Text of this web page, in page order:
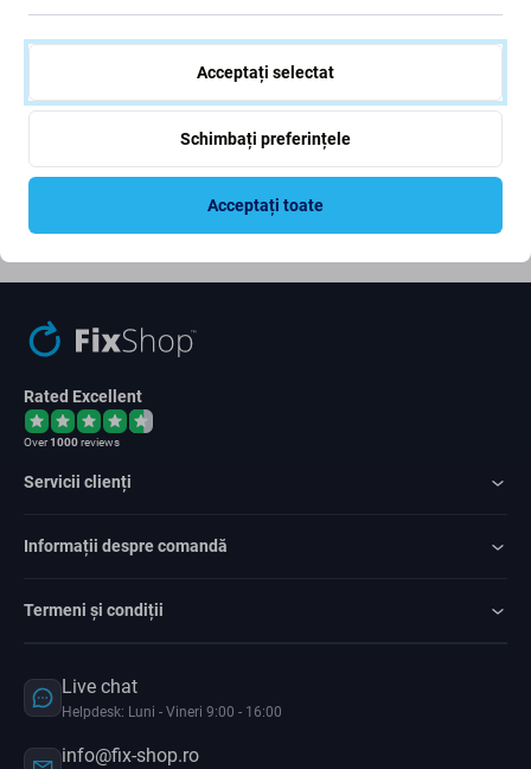
Înscrieți-vă pentru a primi periodic informații despre reduceri și
noutăți din oferta noastră. În același timp, prin trimiterea acestui
formular, confirm că am peste 16 ani
Subscrie
Rated Excellent
Over1000reviews
Servicii clienți
Informații despre comandă
Termeni și condiții
Live chat
Helpdesk: Luni - Vineri 9:00 - 16:00
info@fix-shop.ro
Acceptați selectat
Schimbați preferințele
Acceptați toate